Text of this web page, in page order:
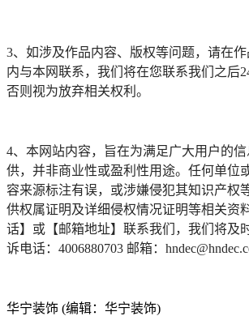
3、如涉及作品内容、版权等问题，请在
内与本网联系，我们将在您联系我们之后
否则视为放弃相关权利。
4、本网站内容，旨在为满足广大用户的
供，并非商业性或盈利性用途。任何单位
容来源标注有误，或涉嫌侵犯其知识产权
供权属证明及详细侵权情况证明等相关资
话】或【邮箱地址】联系我们，我们将及
诉电话：4006880703 邮箱：
华宁装饰 (编辑：华宁装饰)